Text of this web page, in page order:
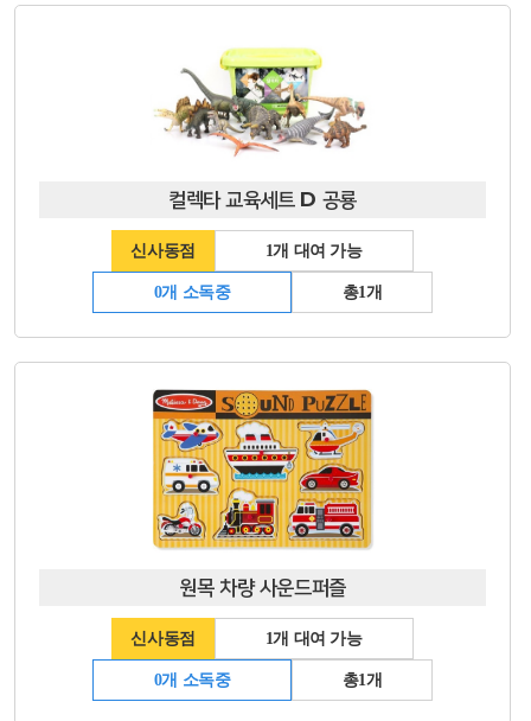
컬렉타 교육세트 D 공룡
신사동점 1개 대여 가능
0개 소독중 총1개
원목 차량 사운드퍼즐
신사동점 1개 대여 가능
0개 소독중 총1개